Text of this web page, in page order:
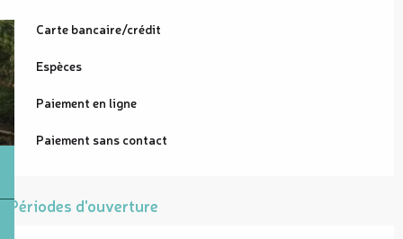
Carte bancaire/crédit
Espèces
Paiement en ligne
Paiement sans contact
Périodes d'ouverture